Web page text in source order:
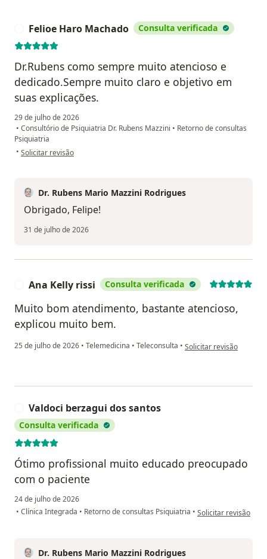
Felioe Haro Machado Consulta verificada
Dr.Rubens como sempre muito atencioso e
dedicado.Sempre muito claro e objetivo em
suas explicações.
29 de julho de 2026
• Consultório de Psiquiatria Dr. Rubens Mazzini • Retorno de consultas
Psiquiatria
• na opinião do utilizador Felioe Haro Machado
Solicitar revisão
Dr. Rubens Mario Mazzini Rodrigues
Obrigado, Felipe!
31 de julho de 2026
Ana Kelly rissi Consulta verificada
Muito bom atendimento, bastante atencioso,
explicou muito bem.
25 de julho de 2026 • Telemedicina • Teleconsulta • na opinião do utilizador
Solicitar revisão
Valdoci berzagui dos santos
Consulta verificada
Ótimo profissional muito educado preocupado
com o paciente
24 de julho de 2026
• Clínica Integrada • Retorno de consultas Psiquiatria • na opinião do
Solicitar revisão
Dr. Rubens Mario Mazzini Rodrigues